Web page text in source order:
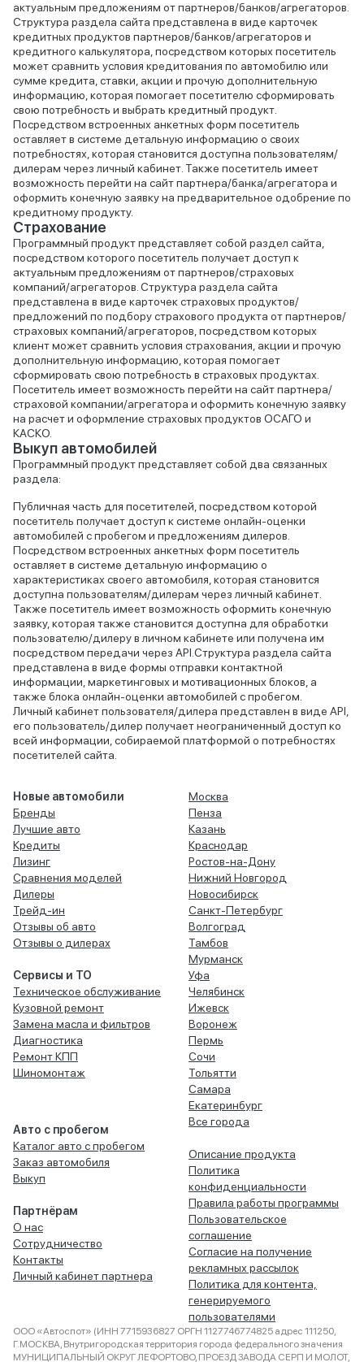
актуальным предложениям от партнеров/банков/агрегаторов.
Структура раздела сайта представлена в виде карточек
кредитных продуктов партнеров/банков/агрегаторов и
кредитного калькулятора, посредством которых посетитель
может сравнить условия кредитования по автомобилю или
сумме кредита, ставки, акции и прочую дополнительную
информацию, которая помогает посетителю сформировать
свою потребность и выбрать кредитный продукт.
Посредством встроенных анкетных форм посетитель
оставляет в системе детальную информацию о своих
потребностях, которая становится доступна пользователям/
дилерам через личный кабинет. Также посетитель имеет
возможность перейти на сайт партнера/банка/агрегатора и
оформить конечную заявку на предварительное одобрение по
кредитному продукту.
Страхование
Программный продукт представляет собой раздел сайта,
посредством которого посетитель получает доступ к
актуальным предложениям от партнеров/страховых
компаний/агрегаторов. Структура раздела сайта
представлена в виде карточек страховых продуктов/
предложений по подбору страхового продукта от партнеров/
страховых компаний/агрегаторов, посредством которых
клиент может сравнить условия страхования, акции и прочую
дополнительную информацию, которая помогает
сформировать свою потребность в страховых продуктах.
Посетитель имеет возможность перейти на сайт партнера/
страховой компании/агрегатора и оформить конечную заявку
на расчет и оформление страховых продуктов ОСАГО и
КАСКО.
Выкуп автомобилей
Программный продукт представляет собой два связанных
раздела:
Публичная часть для посетителей, посредством которой
посетитель получает доступ к системе онлайн-оценки
автомобилей с пробегом и предложениям дилеров.
Посредством встроенных анкетных форм посетитель
оставляет в системе детальную информацию о
характеристиках своего автомобиля, которая становится
доступна пользователям/дилерам через личный кабинет.
Также посетитель имеет возможность оформить конечную
заявку, которая также становится доступна для обработки
пользователю/дилеру в личном кабинете или получена им
посредством передачи через API.Структура раздела сайта
представлена в виде формы отправки контактной
информации, маркетинговых и мотивационных блоков, а
также блока онлайн-оценки автомобилей с пробегом.
Личный кабинет пользователя/дилера представлен в виде API,
его пользователь/дилер получает неограниченный доступ ко
всей информации, собираемой платформой о потребностях
посетителей сайта.
Новые автомобили
Бренды
Лучшие авто
Кредиты
Лизинг
Сравнения моделей
Дилеры
Трейд-ин
Отзывы об авто
Отзывы о дилерах
Сервисы и ТО
Техническое обслуживание
Кузовной ремонт
Замена масла и фильтров
Диагностика
Ремонт КПП
Шиномонтаж
Авто с пробегом
Каталог авто с пробегом
Заказ автомобиля
Выкуп
Партнёрам
О нас
Сотрудничество
Контакты
Личный кабинет партнера
Москва
Пенза
Казань
Краснодар
Ростов-на-Дону
Нижний Новгород
Новосибирск
Санкт-Петербург
Волгоград
Тамбов
Мурманск
Уфа
Челябинск
Ижевск
Воронеж
Пермь
Сочи
Тольятти
Самара
Екатеринбург
Все города
Описание продукта
Политика
конфиденциальности
Правила работы программы
Пользовательское
соглашение
Согласие на получение
рекламных рассылок
Политика для контента,
генерируемого
пользователями
ООО «Автоспот» (ИНН 7715936827 ОРГН 1127746774825 адрес 111250,
Г.МОСКВА, Внутригородская территория города федерального значения
МУНИЦИПАЛЬНЫЙ ОКРУГ ЛЕФОРТОВО, ПРОЕЗД ЗАВОДА СЕРП И МОЛОТ,